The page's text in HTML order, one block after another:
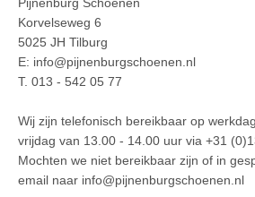
Korvelseweg 6
5025 JH Tilburg
E: info@pijnenburgschoenen.nl
T. 013 - 542 05 77
Wij zijn telefonisch bereikbaar op
vrijdag van 13.00 - 14.00 uur via +31
Mochten we niet bereikbaar zijn of in
email naar info@pijnenburgschoenen.nl